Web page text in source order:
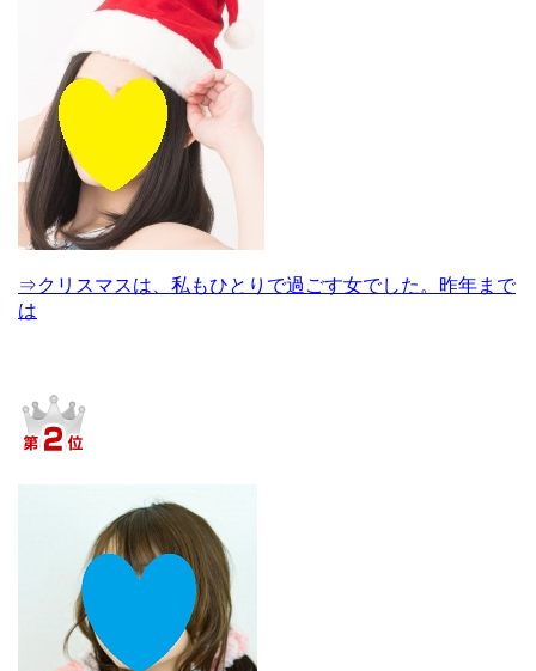
⇒クリスマスは、私もひとりで過ごす女でした。昨年まで
は